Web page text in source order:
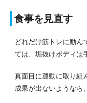
食事を見直す
どれだけ筋トレに励ん
ては、垢抜けボディは
真面目に運動に取り組
成果が出ないようなら